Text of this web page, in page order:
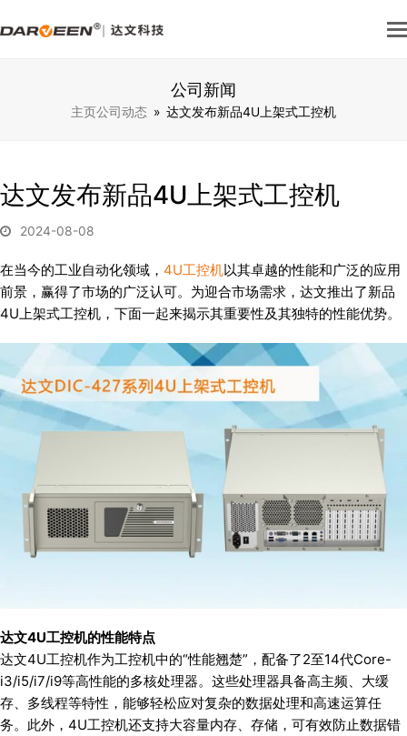
公司新闻
主页公司动态 » 达文发布新品4U上架式工控机
达文发布新品4U上架式工控机
2024-08-08
在当今的工业自动化领域， 4U工控机以其卓越的性能和广泛的应用
前景，赢得了市场的广泛认可。为迎合市场需求，达文推出了新品
4U上架式工控机，下面一起来揭示其重要性及其独特的性能优势。
达文4U工控机的性能特点
达文4U工控机作为工控机中的“性能翘楚”，配备了2至14代Core-
i3/i5/i7/i9等高性能的多核处理器。这些处理器具备高主频、大缓
存、多线程等特性，能够轻松应对复杂的数据处理和高速运算任
务。此外，4U工控机还支持大容量内存、存储，可有效防止数据错